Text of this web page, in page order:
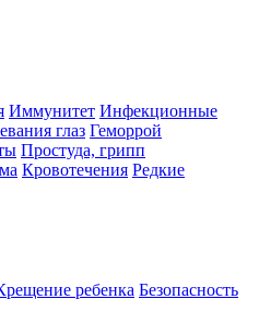
Иммунитет Инфекционные
глаз Геморрой
Простуда, грипп
Кровотечения Редкие
ребенка Безопасность